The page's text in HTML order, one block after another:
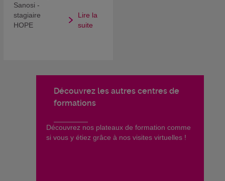
Sanosi -
stagiaire
HOPE
Lire la
suite
Découvrez les autres centres de
formations
​Découvrez nos plateaux de formation comme
si vous y étiez grâce à nos visites virtuelles !